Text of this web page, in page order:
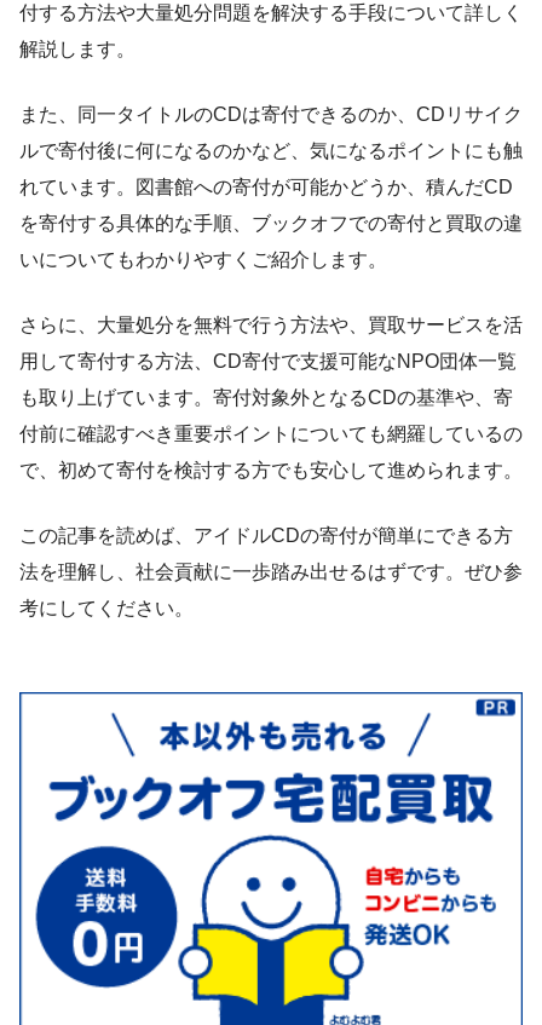
付する方法や大量処分問題を解決する手段について詳しく
解説します。
また、同一タイトルのCDは寄付できるのか、CDリサイク
ルで寄付後に何になるのかなど、気になるポイントにも触
れています。図書館への寄付が可能かどうか、積んだCD
を寄付する具体的な手順、ブックオフでの寄付と買取の違
いについてもわかりやすくご紹介します。
さらに、大量処分を無料で行う方法や、買取サービスを活
用して寄付する方法、CD寄付で支援可能なNPO団体一覧
も取り上げています。寄付対象外となるCDの基準や、寄
付前に確認すべき重要ポイントについても網羅しているの
で、初めて寄付を検討する方でも安心して進められます。
この記事を読めば、アイドルCDの寄付が簡単にできる方
法を理解し、社会貢献に一歩踏み出せるはずです。ぜひ参
考にしてください。